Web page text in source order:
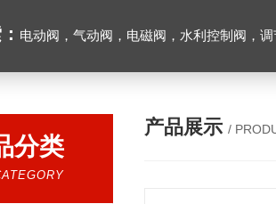
电动阀，气动阀，电磁阀，水利控制阀，调节
分类
产品展示 /